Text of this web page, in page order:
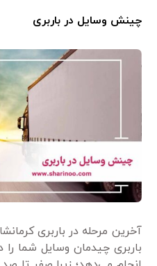
چینش وسایل در باربری
آخرین مرحله در باربری
باربری چیدمان وسایل شما